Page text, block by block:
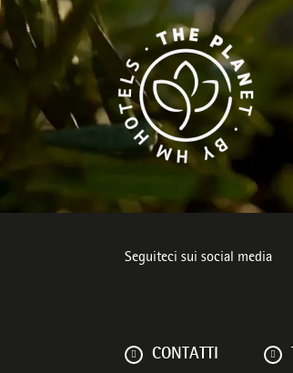
Seguiteci sui social media
CONTATTI